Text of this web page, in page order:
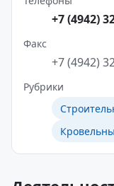
+7 (4942)
Факс
+7 (4942)
Рубрики